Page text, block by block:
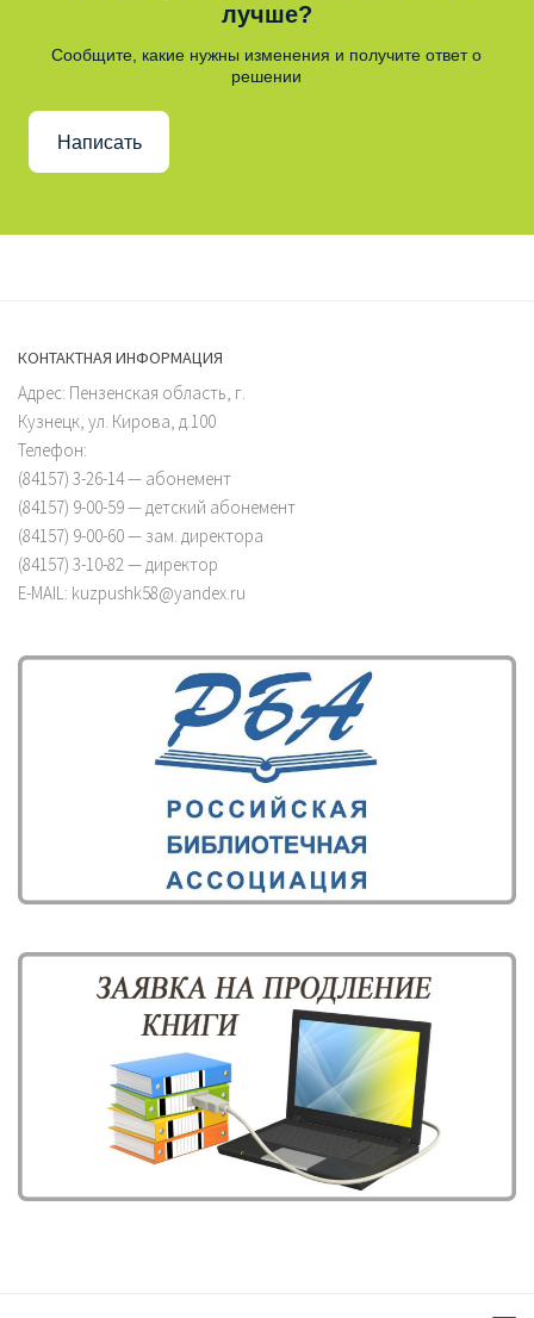
лучше?
Сообщите, какие нужны изменения и получите ответ о
решении
Написать
КОНТАКТНАЯ ИНФОРМАЦИЯ
Адрес: Пензенская область, г.
Кузнецк, ул. Кирова, д.100
Телефон:
(84157) 3-26-14 — абонемент
(84157) 9-00-59 — детский абонемент
(84157) 9-00-60 — зам. директора
(84157) 3-10-82 — директор
E-MAIL: kuzpushk58@yandex.ru